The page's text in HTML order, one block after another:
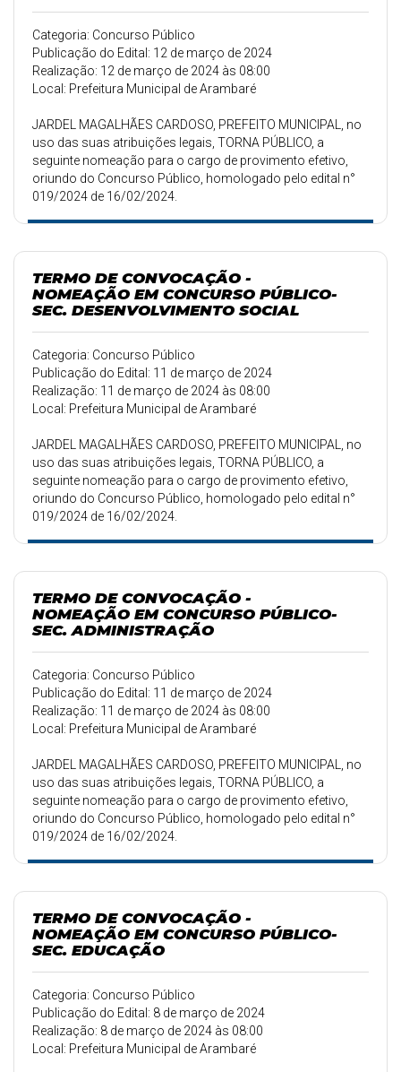
Categoria: Concurso Público
Publicação do Edital: 12 de março de 2024
Realização: 12 de março de 2024 às 08:00
Local: Prefeitura Municipal de Arambaré
JARDEL MAGALHÃES CARDOSO, PREFEITO MUNICIPAL, no
uso das suas atribuições legais, TORNA PÚBLICO, a
seguinte nomeação para o cargo de provimento efetivo,
oriundo do Concurso Público, homologado pelo edital n°
019/2024 de 16/02/2024.
TERMO DE CONVOCAÇÃO -
NOMEAÇÃO EM CONCURSO PÚBLICO-
SEC. DESENVOLVIMENTO SOCIAL
Categoria: Concurso Público
Publicação do Edital: 11 de março de 2024
Realização: 11 de março de 2024 às 08:00
Local: Prefeitura Municipal de Arambaré
JARDEL MAGALHÃES CARDOSO, PREFEITO MUNICIPAL, no
uso das suas atribuições legais, TORNA PÚBLICO, a
seguinte nomeação para o cargo de provimento efetivo,
oriundo do Concurso Público, homologado pelo edital n°
019/2024 de 16/02/2024.
TERMO DE CONVOCAÇÃO -
NOMEAÇÃO EM CONCURSO PÚBLICO-
SEC. ADMINISTRAÇÃO
Categoria: Concurso Público
Publicação do Edital: 11 de março de 2024
Realização: 11 de março de 2024 às 08:00
Local: Prefeitura Municipal de Arambaré
JARDEL MAGALHÃES CARDOSO, PREFEITO MUNICIPAL, no
uso das suas atribuições legais, TORNA PÚBLICO, a
seguinte nomeação para o cargo de provimento efetivo,
oriundo do Concurso Público, homologado pelo edital n°
019/2024 de 16/02/2024.
TERMO DE CONVOCAÇÃO -
NOMEAÇÃO EM CONCURSO PÚBLICO-
SEC. EDUCAÇÃO
Categoria: Concurso Público
Publicação do Edital: 8 de março de 2024
Realização: 8 de março de 2024 às 08:00
Local: Prefeitura Municipal de Arambaré